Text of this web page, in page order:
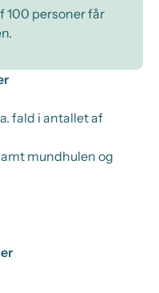
100 personer får
fald i antallet af
mundhulen og